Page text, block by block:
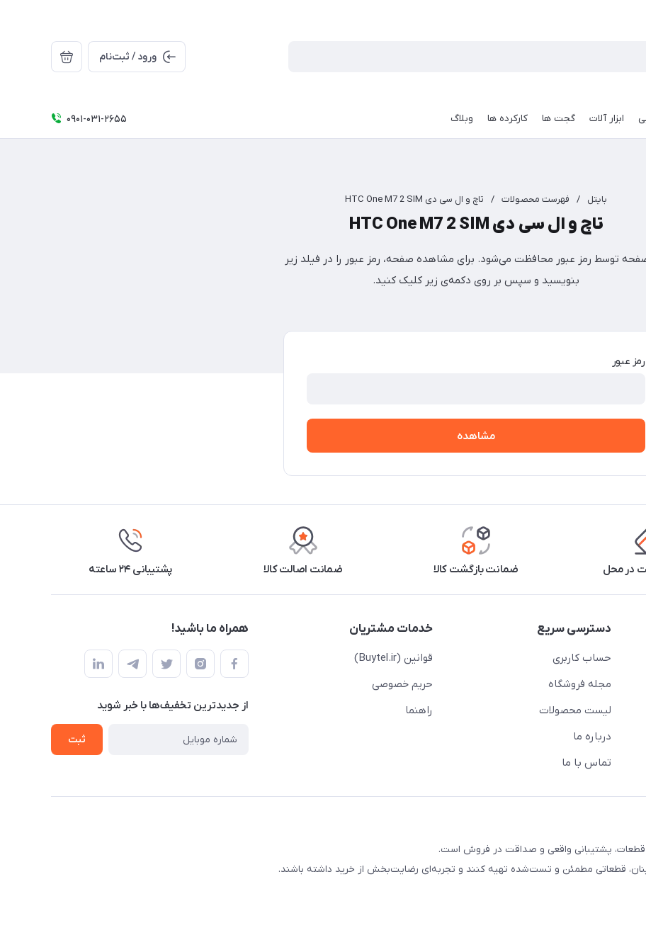
ورود / ثبت‌نام
ابزار آلات گجت ها کارکرده ها وبلاگ 0۹۰۱-۰۳۱-۲۶۵5
بایتل / فهرست محصولات / تاچ و ال سی دی HTC One M7 2 SIM
تاچ و ال سی دی HTC One M7 2 SIM
توسط رمز عبور محافظت می‌شود. برای مشاهده صفحه، رمز عبور را در فیلد زیر
بنویسید و سپس بر روی دکمه‌ی زیر کلیک کنید.
رمز عبور
مشاهده
در محل ضمانت بازگشت کالا ضمانت اصالت کالا پشتیبانی ۲۴ ساعته
دسترسی سریع
حساب کاربری
مجله فروشگاه
لیست محصولات
درباره ما
تماس با ما
خدمات مشتریان
قوانین (Buytel.ir)
حریم خصوصی
راهنما
همراه ما باشید!
از جدید‌ترین تخفیف‌ها با‌ خبر شوید
ثبت
قطعات، پشتیبانی واقعی و صداقت در فروش است.
قطعاتی مطمئن و تست‌شده تهیه کنند و تجربه‌ای رضایت‌بخش از خرید داشته باشند.